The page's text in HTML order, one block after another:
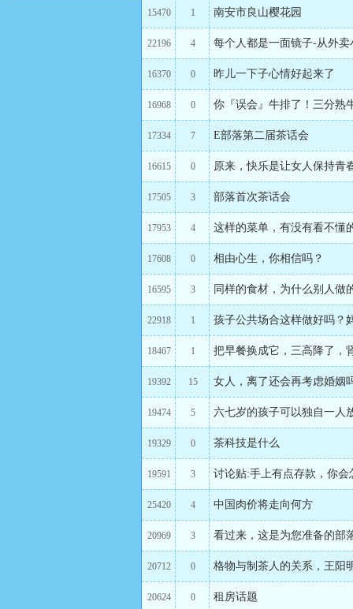
15470 1 南安市良山樱花园
22196 4 每个人都是一面镜子-从外
16370 0 昨儿一下子心情好起来了
16968 0 你『误会』牛排了！三分熟
17334 7 E部落第二届茶话会
16615 0 原来，快乐是让女人保持青
17505 3 部落首次茶话会
17953 4 这样的菜单，有没有看不懂
17608 0 相由心生，你相信吗？
16595 3 同样的食材，为什么别人做
22918 1 孩子公共场合这样做好吗？
18467 1 把早餐换成它，三高降了，
19392 15 女人，离了还会再考虑婚姻
19474 5 六七岁的孩子可以独自一人
19329 0 茶科技是什么
19591 3 讨论贴:手上有点存款，你会
25420 4 中国肉价将走向何方
20969 3 看过来，这是为您准备的部
20712 0 格物与制茶人的关系，王阳
20624 0 租房话题